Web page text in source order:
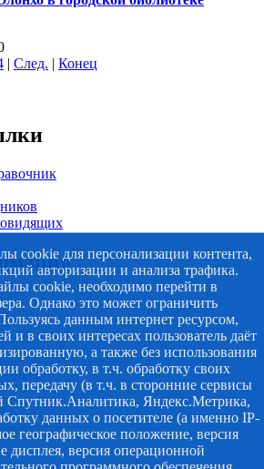
| След. | Конец
cookie для персонализации контента,
авторизации и анализа трафика.
cookie, необходимо перейти в
Однако это может ограничить
данным интернет ресурсом,
и в своих интересах пользователь даёт
а также без использования
обработку, в т.ч. обработку своих
передачу (в т.ч. в сторонние сервисы
Спутник.Аналитика, Яндекс.Метрика,
данных о посетителе (а именно IP-
географическое положение, версия
дисплея, версия операционной